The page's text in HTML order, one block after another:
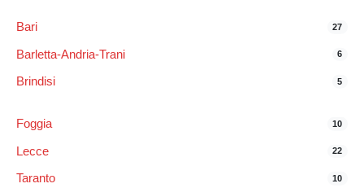
Bari 27
Barletta-Andria-Trani 6
Brindisi 5
Foggia 10
Lecce 22
Taranto 10